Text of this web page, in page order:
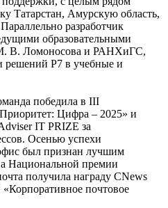
Татарстан, Амурскую область,
разработчик
образовательными
В. Ломоносова и РАНХиГС,
решений Р7 в учебные и
победила в III
Цифра – 2025» и
IT PRIZE за
Осенью успехи
был признан лучшим
Национальной премии
получила награду CNews
почтовое